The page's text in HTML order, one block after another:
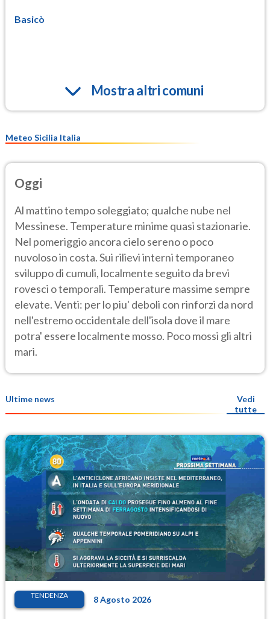
Basicò
Mostra altri comuni
Meteo Sicilia Italia
Oggi
Al mattino tempo soleggiato; qualche nube nel
Messinese. Temperature minime quasi stazionarie.
Nel pomeriggio ancora cielo sereno o poco
nuvoloso in costa. Sui rilievi interni temporaneo
sviluppo di cumuli, localmente seguito da brevi
rovesci o temporali. Temperature massime sempre
elevate. Venti: per lo piu' deboli con rinforzi da nord
nell'estremo occidentale dell'isola dove il mare
potra' essere localmente mosso. Poco mossi gli altri
mari.
Ultime news
Vedi
tutte
TENDENZA 8 Agosto 2026